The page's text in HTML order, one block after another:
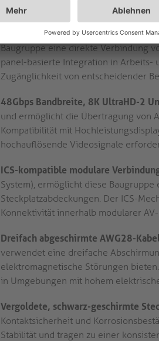
Leistung in verschiedenen
HDMI 2.1 Pigtail Cable Assembly:
Baugruppe eine direkte Verbindung
panel-basierte Integration in Arbeits-
Zugänglichkeit von entscheidender
48Gbps Bandbreite, 8K UltraHD-2
und ermöglicht die Übertragung von
Kompatibilität mit
hochauflösende Videosignale
ICS-kompatible modulare
System), ermöglicht diese
Steckplatzabdeckungen. Der ICS-
Konnektivität innerhalb modularer
Dreifach abgeschirmte AWG28-
verwendet eine dreifache
elektromagnetische Störungen
in Umgebungen mit hohem
Vergoldete, schwarz-geschirmte
Kontaktsicherheit und
Stabilität und tragen zu einer